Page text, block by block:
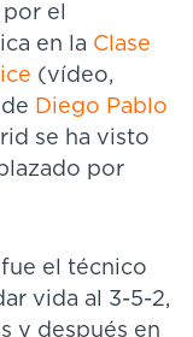
el
en la Clase
(vídeo,
de Diego Pablo
se ha visto
por
el técnico
vida al 3-5-2,
y después en